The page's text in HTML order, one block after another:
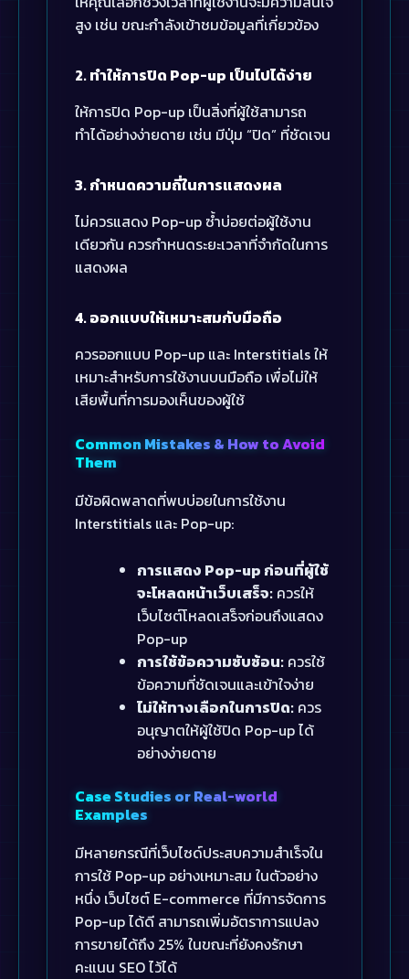
สูง เช่น ขณะกำลังเข้าชมข้อมูลที่เกี่ยวข้อง
2. ทำให้การปิด Pop-up เป็นไปได้ง่าย
ให้การปิด Pop-up เป็นสิ่งที่ผู้ใช้สามารถ
ทำได้อย่างง่ายดาย เช่น มีปุ่ม “ปิด” ที่ชัดเจน
3. กำหนดความถี่ในการแสดงผล
ไม่ควรแสดง Pop-up ซ้ำบ่อยต่อผู้ใช้งาน
เดียวกัน ควรกำหนดระยะเวลาที่จำกัดในการ
แสดงผล
4. ออกแบบให้เหมาะสมกับมือถือ
ควรออกแบบ Pop-up และ Interstitials ให้
เหมาะสำหรับการใช้งานบนมือถือ เพื่อไม่ให้
เสียพื้นที่การมองเห็นของผู้ใช้
Common Mistakes & How to Avoid
Them
มีข้อผิดพลาดที่พบบ่อยในการใช้งาน
Interstitials และ Pop-up:
การแสดง Pop-up ก่อนที่ผู้ใช้
จะโหลดหน้าเว็บเสร็จ: ควรให้
เว็บไซต์โหลดเสร็จก่อนถึงแสดง
Pop-up
การใช้ข้อความซับซ้อน: ควรใช้
ข้อความที่ชัดเจนและเข้าใจง่าย
ไม่ให้ทางเลือกในการปิด: ควร
อนุญาตให้ผู้ใช้ปิด Pop-up ได้
อย่างง่ายดาย
Case Studies or Real-world
Examples
มีหลายกรณีที่เว็บไซด์ประสบความสำเร็จใน
การใช้ Pop-up อย่างเหมาะสม ในตัวอย่าง
หนึ่ง เว็บไซต์ E-commerce ที่มีการจัดการ
Pop-up ได้ดี สามารถเพิ่มอัตราการแปลง
การขายได้ถึง 25% ในขณะที่ยังคงรักษา
คะแนน SEO ไว้ได้